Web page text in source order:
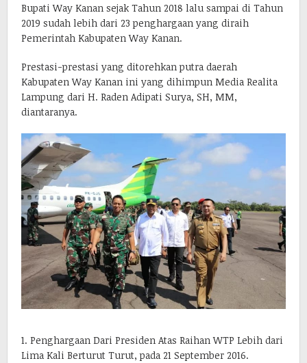
Bupati Way Kanan sejak Tahun 2018 lalu sampai di Tahun
2019 sudah lebih dari 23 penghargaan yang diraih
Pemerintah Kabupaten Way Kanan.
Prestasi-prestasi yang ditorehkan putra daerah
Kabupaten Way Kanan ini yang dihimpun Media Realita
Lampung dari H. Raden Adipati Surya, SH, MM,
diantaranya.
1. Penghargaan Dari Presiden Atas Raihan WTP Lebih dari
Lima Kali Berturut Turut, pada 21 September 2016.